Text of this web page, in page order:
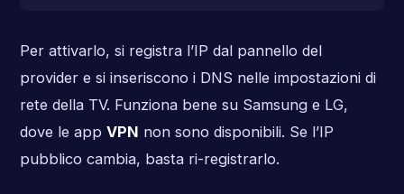
Per attivarlo, si registra l’IP dal pannello del
provider e si inseriscono i DNS nelle impostazioni di
rete della TV. Funziona bene su Samsung e LG,
dove le app VPN non sono disponibili. Se l’IP
pubblico cambia, basta ri-registrarlo.